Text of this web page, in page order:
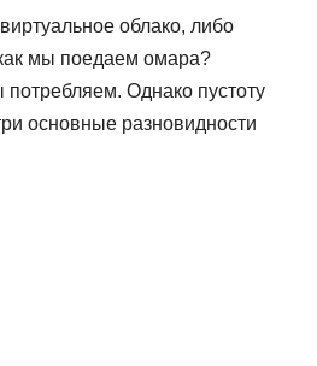
облако, либо
мы поедаем омара?
потребляем. Однако пустоту
основные разновидности